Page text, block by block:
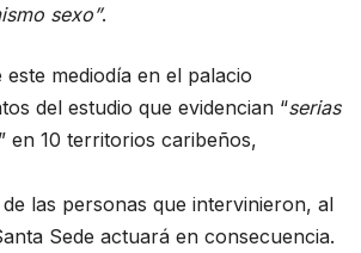
sexo”.
mediodía en el palacio
del estudio que evidencian “serias
en 10 territorios caribeños,
las personas que intervinieron, al
Sede actuará en consecuencia.